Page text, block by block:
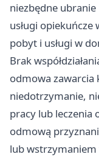
niezbędne ubranie
usługi opiekuńcze
pobyt i usługi w
Brak
odmowa
niedotrzymanie,
pracy lub leczenia
odmową
lub wstrzymaniem